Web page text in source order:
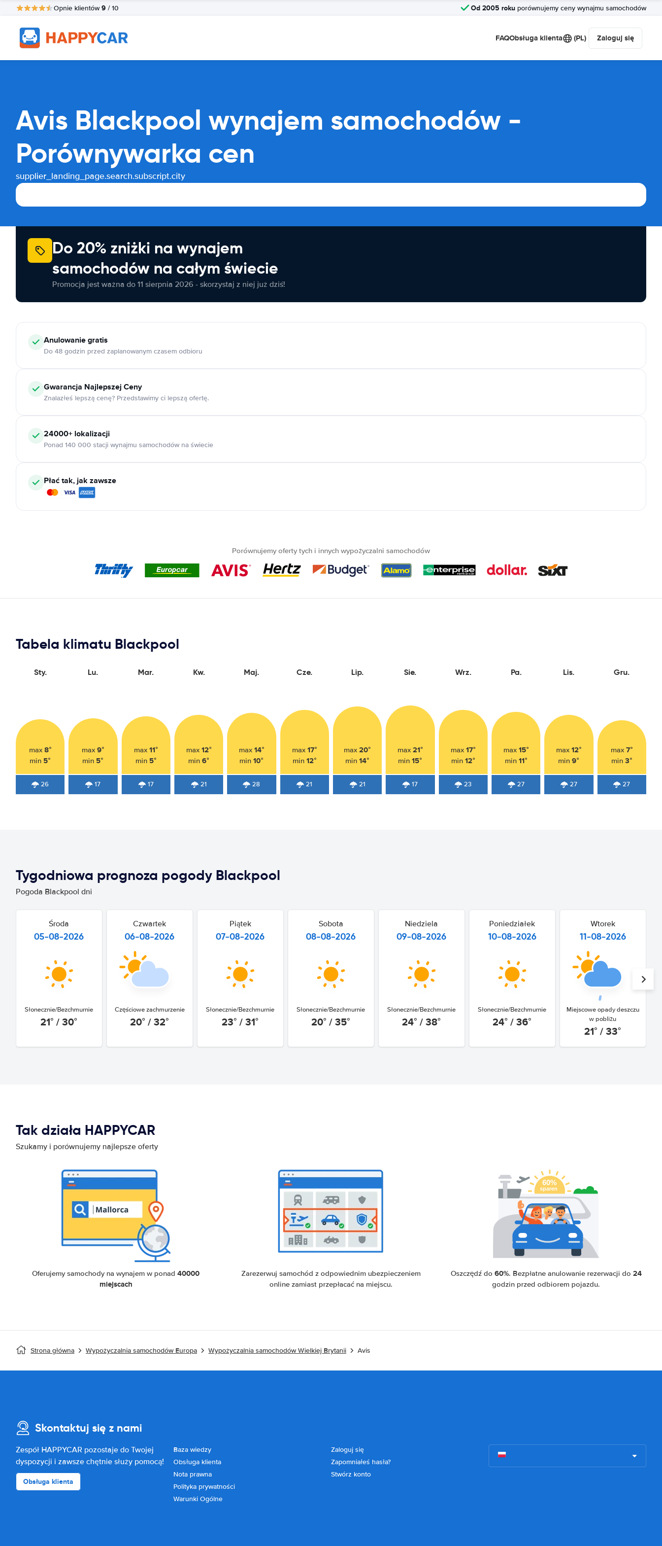
Opnie klientów9 / 10 Od 2005 roku porównujemy ceny wynajmu samochodów
FAQObsługa klienta (PL) Zaloguj się
Avis Blackpool wynajem samochodów -
Porównywarka cen
supplier_landing_page.search.subscript.city
Do 20% zniżki na wynajem
samochodów na całym świecie
Promocja jest ważna do 11 sierpnia 2026 - skorzystaj z niej już dziś!
Anulowaniegratis
Do 48 godzin przed zaplanowanym czasem odbioru
Gwarancja Najlepszej Ceny
Znalazłeś lepszą cenę? Przedstawimy ci lepszą ofertę.
24000+ lokalizacji
Ponad 140 000 stacji wynajmu samochodów na świecie
Płać tak, jak zawsze
Porównujemy oferty tych i innych wypożyczalni samochodów
Tabela klimatu Blackpool
Sty.
max 8°
min 5°
26
Lu.
max 9°
min 5°
17
Mar.
max 11°
min 5°
17
Kw.
max 12°
min6°
21
Maj.
max 14°
min10°
28
Cze.
max 17°
min 12°
21
Lip.
max20°
min14°
21
Sie.
max 21°
min15°
17
Wrz.
max 17°
min 12°
23
Pa.
max 15°
min 11°
27
Lis.
max 12°
min9°
27
Gru.
max 7°
min 3°
27
Tygodniowa prognoza pogody Blackpool
Pogoda Blackpool dni
Środa
05-08-2026
Słonecznie/Bezchmurnie
21° / 30°
Czwartek
06-08-2026
Częściowe zachmurzenie
20° / 32°
Piątek
07-08-2026
Słonecznie/Bezchmurnie
23° / 31°
Sobota
08-08-2026
Słonecznie/Bezchmurnie
20° / 35°
Niedziela
09-08-2026
Słonecznie/Bezchmurnie
24° / 38°
Poniedziałek
10-08-2026
Słonecznie/Bezchmurnie
24° / 36°
Wtorek
11-08-2026
Miejscowe opady deszczu
w pobliżu
21° / 33°
Tak działa HAPPYCAR
Szukamy i porównujemy najlepsze oferty
Oferujemy samochody na wynajem w ponad40000
miejscach
Zarezerwuj samochód z odpowiednim ubezpieczeniem
online zamiast przepłacać na miejscu.
Oszczędź do 60%. Bezpłatne anulowanie rezerwacji do 24
godzin przed odbiorem pojazdu.
Strona główna Wypożyczalnia samochodów Europa Wypożyczalnia samochodów Wielkiej Brytanii Avis
Skontaktuj się z nami
Zespół HAPPYCAR pozostaje do Twojej
dyspozycji i zawsze chętnie służy pomocą!
Obsługa klienta
Baza wiedzy
Obsługa klienta
Nota prawna
Polityka prywatności
Warunki Ogólne
Zaloguj się
Zapomniałeś hasła?
Stwórz konto